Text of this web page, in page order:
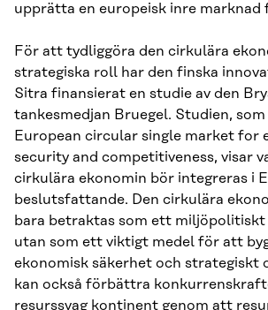
upprätta en europeisk inre marknad
För att tydliggöra den cirkulära
strategiska roll har den finska
Sitra finansierat en studie av den
tankesmedjan Bruegel. Studien,
European circular single market for
security and competitiveness, visar
cirkulära ekonomin bör integreras i
beslutsfattande. Den cirkulära
bara betraktas som ett
utan som ett viktigt medel för att
ekonomisk säkerhet och strategiskt
kan också förbättra
resurssvag kontinent genom att